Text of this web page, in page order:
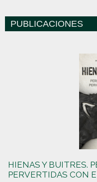
PUBLICACIONES
HIENAS Y BUITRES.
PERVERTIDAS CON